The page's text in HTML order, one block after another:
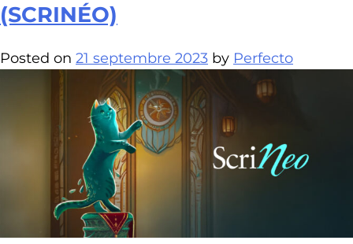
(SCRINÉO)
Posted on 21 septembre 2023 by Perfecto